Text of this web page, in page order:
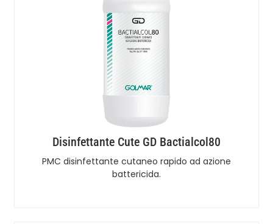
Disinfettante Cute GD Bactialcol80
PMC disinfettante cutaneo rapido ad azione
battericida.